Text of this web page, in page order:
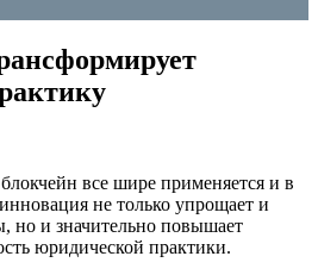
все шире применяется и в
не только упрощает и
но и значительно повышает
юридической практики.